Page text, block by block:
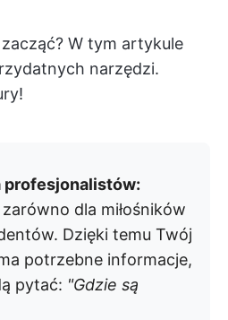
W tym artykule
narzędzi.
profesjonalistów:
dla miłośników
Dzięki temu Twój
potrzebne informacje,
pytać: "Gdzie są